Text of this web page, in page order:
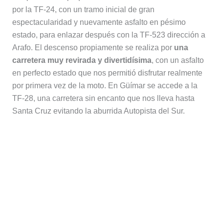
por la TF-24, con un tramo inicial de gran
espectacularidad y nuevamente asfalto en pésimo
estado, para enlazar después con la TF-523 dirección a
Arafo. El descenso propiamente se realiza por una
carretera muy revirada y divertidísima, con un asfalto
en perfecto estado que nos permitió disfrutar realmente
por primera vez de la moto. En Güímar se accede a la
TF-28, una carretera sin encanto que nos lleva hasta
Santa Cruz evitando la aburrida Autopista del Sur.